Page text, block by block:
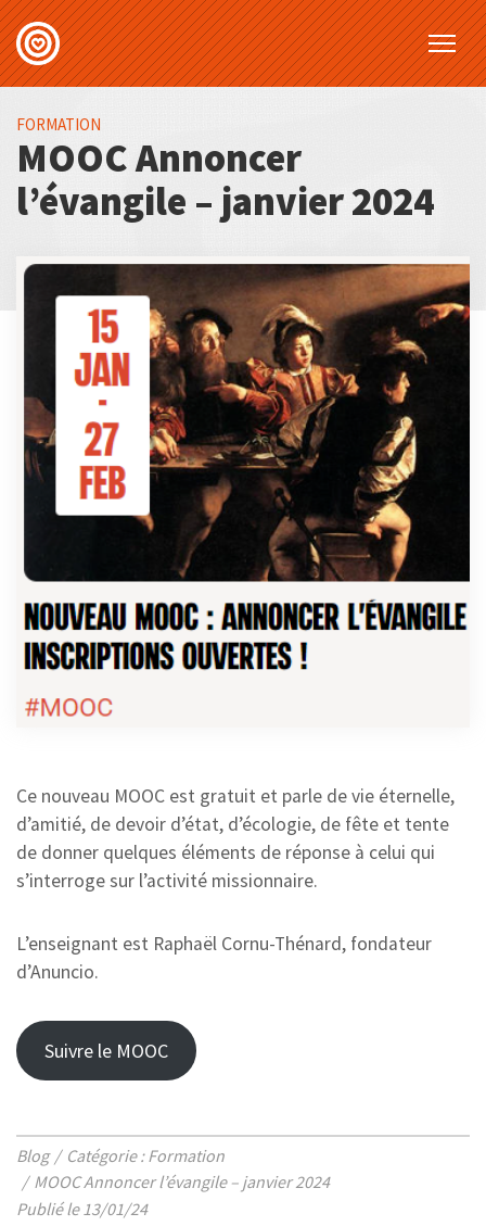
FORMATION
MOOC Annoncer
l’évangile – janvier 2024
Ce nouveau MOOC est gratuit et parle de vie éternelle,
d’amitié, de devoir d’état, d’écologie, de fête et tente
de donner quelques éléments de réponse à celui qui
s’interroge sur l’activité missionnaire.
L’enseignant est Raphaël Cornu-Thénard, fondateur
d’Anuncio.
Suivre le MOOC
Blog
Catégorie : Formation
MOOC Annoncer l’évangile – janvier 2024
Publié le 13/01/24